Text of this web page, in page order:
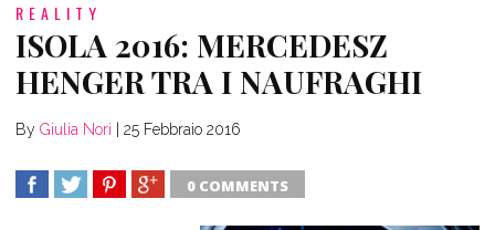
REALITY
ISOLA 2016: MERCEDESZ
HENGER TRA I NAUFRAGHI
By Giulia Nori 25 Febbraio 2016
0 COMMENTS